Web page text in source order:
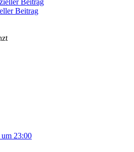
Beitrag
23:00